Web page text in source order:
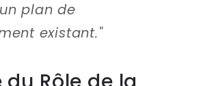
plan de
existant."